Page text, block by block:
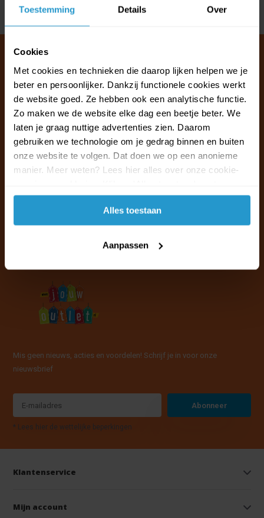
Toestemming Details Over
Cookies
Met cookies en technieken die daarop lijken helpen we je
beter en persoonlijker. Dankzij functionele cookies werkt
de website goed. Ze hebben ook een analytische functie.
Zo maken we de website elke dag een beetje beter. We
laten je graag nuttige advertenties zien. Daarom
gebruiken we technologie om je gedrag binnen en buiten
onze website te volgen. Dat doen we op een anonieme
manier. Meer weten? Lees hier alles over onze cookie-
accepteren.
Alles toestaan
Aanpassen
Delen
Klantenservice & FAQ
Wij staan voor u klaar.
Ma t/m vr van 09:30 - 16:00 telefonisch
+31 (0)13 785 62 41
info@jouwoutlet.nl
Mis geen nieuws, acties en voordelen! Schrijf je in voor onze
nieuwsbrief
Abonneer
* Lees hier de wettelijke beperkingen
Klantenservice
Mijn account